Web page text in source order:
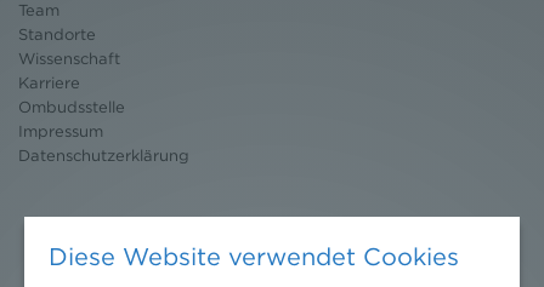
Team
Standorte
Wissenschaft
Karriere
Ombudsstelle
Impressum
Datenschutzerklärung
Diese Website verwendet Cookies